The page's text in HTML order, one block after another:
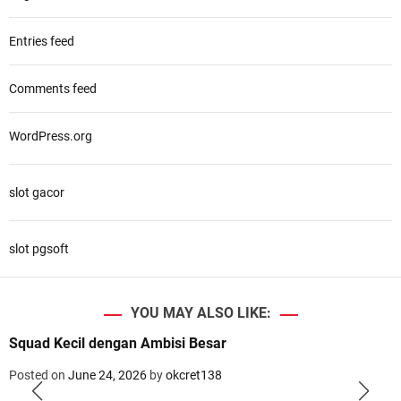
Entries feed
Comments feed
WordPress.org
slot gacor
slot pgsoft
YOU MAY ALSO LIKE:
Squad Kecil dengan Ambisi Besar
Posted on June 24, 2026 byokcret138